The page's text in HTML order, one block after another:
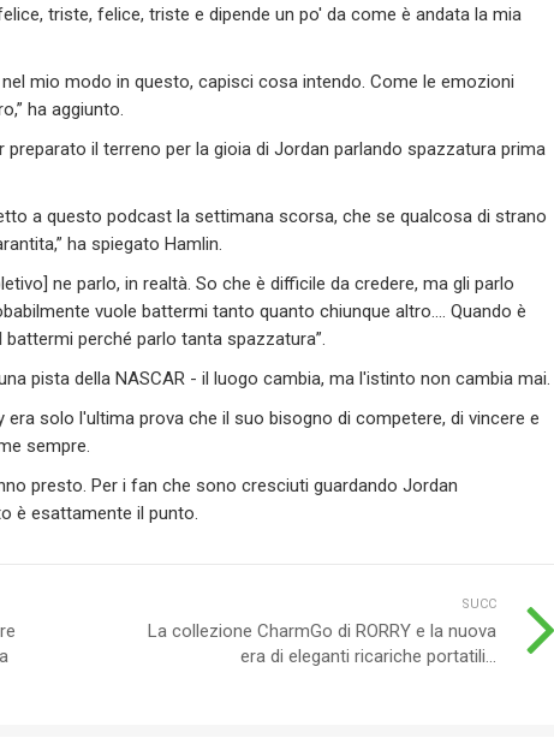
triste, felice, triste e dipende un po' da come è andata la mia
mio modo in questo, capisci cosa intendo. Come le emozioni
ha aggiunto.
preparato il terreno per la gioia di Jordan parlando spazzatura prima
a questo podcast la settimana scorsa, che se qualcosa di strano
ha spiegato Hamlin.
ne parlo, in realtà. So che è difficile da credere, ma gli parlo
vuole battermi tanto quanto chiunque altro.… Quando è
perché parlo tanta spazzatura”.
pista della NASCAR - il luogo cambia, ma l'istinto non cambia mai.
era solo l'ultima prova che il suo bisogno di competere, di vincere e
sempre.
presto. Per i fan che sono cresciuti guardando Jordan
è esattamente il punto.
SUCC
La collezione CharmGo di RORRY e la nuova
era di eleganti ricariche portatili...